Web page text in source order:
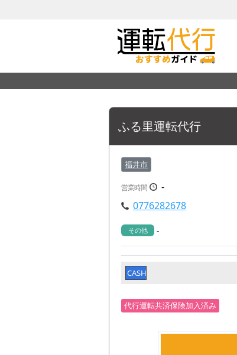
ふる里運転代行
福井市
営業時間
-
0776282678
その他 -
CASH
代行運転共済保険加入済み